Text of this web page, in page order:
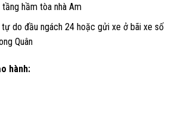
hầm tòa nhà Am
do đầu ngách 24 hoặc gửi xe ở bãi xe số
Quân
hành: